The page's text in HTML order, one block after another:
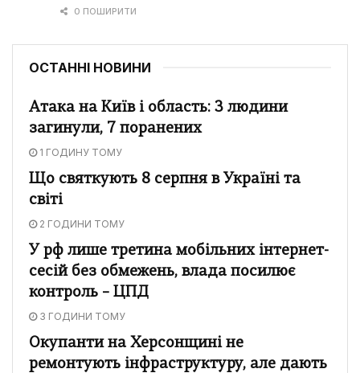
0 ПОШИРИТИ
ОСТАННІ НОВИНИ
Атака на Київ і область: 3 людини
загинули, 7 поранених
1 ГОДИНУ ТОМУ
Що святкують 8 серпня в Україні та
світі
2 ГОДИНИ ТОМУ
У рф лише третина мобільних інтернет-
сесій без обмежень, влада посилює
контроль – ЦПД
3 ГОДИНИ ТОМУ
Окупанти на Херсонщині не
ремонтують інфраструктуру, але дають